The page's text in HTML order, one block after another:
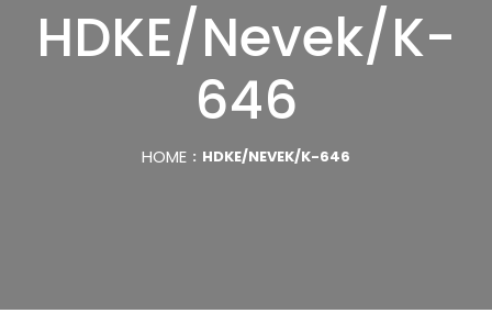
HDKE/Nevek/K-
646
HOME HDKE/NEVEK/K-646